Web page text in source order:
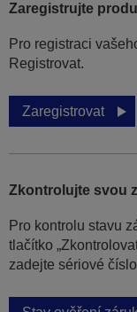
Zaregistrujte
Pro registraci
Registrovat.
Zaregistrovat
Zkontrolujte svou
Pro kontrolu stavu
tlačítko
zadejte sériové